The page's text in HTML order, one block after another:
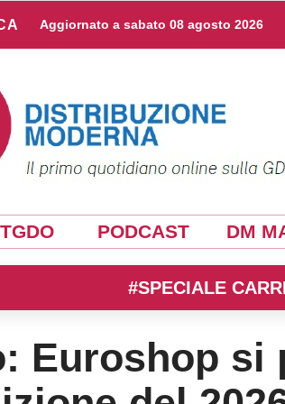
Aggiornato a sabato 08 agosto 2026
TGDO PODCAST DM
#SPECIALE
Euroshop si